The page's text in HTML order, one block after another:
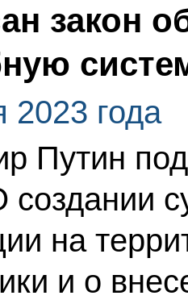
закон
2023 года
Путин
создании
на
и о